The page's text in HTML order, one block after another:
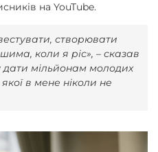
на YouTube.
створювати
коли я ріс», – сказав
дати мільйонам молодих
в мене ніколи не